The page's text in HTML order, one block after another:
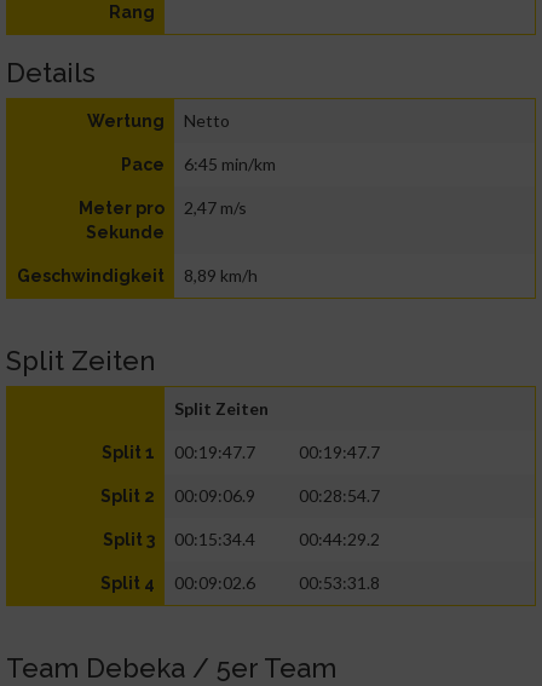
Rang
Details
Wertung Netto
Pace 6:45 min/km
Meter pro
Sekunde
2,47 m/s
Geschwindigkeit 8,89 km/h
Split Zeiten
Split Zeiten
Split 1 00:19:47.7 00:19:47.7
Split 2 00:09:06.9 00:28:54.7
Split 3 00:15:34.4 00:44:29.2
Split 4 00:09:02.6 00:53:31.8
Team Debeka / 5er Team